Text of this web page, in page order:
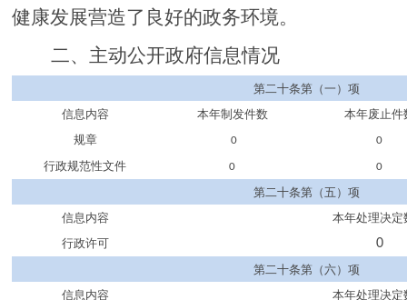
健康发展营造了良好的政务环境。
二、 主动公开政府信息情况
第二十条第（一）项
信息内容
本年制发件数
本年废止件
规章
0 0
行政规范性文件 0 0
第二十条第（五）项
信息内容
本年处理决定
行政许可
0
第二十条第（六）项
信息内容
本年处理决定